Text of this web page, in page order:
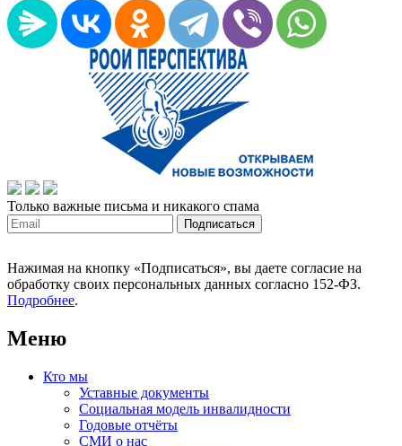
Только важные письма и никакого спама
Нажимая на кнопку «Подписаться», вы даете согласие на
обработку своих персональных данных согласно 152-ФЗ.
Подробнее.
Меню
Кто мы
Уставные документы
Социальная модель инвалидности
Годовые отчёты
СМИ о нас